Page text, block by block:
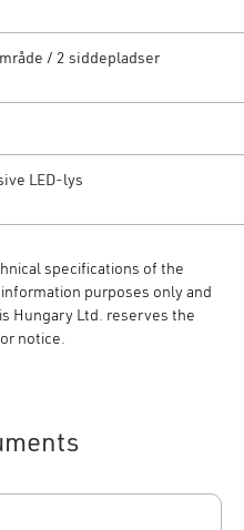
/ 2 siddepladser
LED-lys
specifications of the
purposes only and
Hungary Ltd. reserves the
notice.